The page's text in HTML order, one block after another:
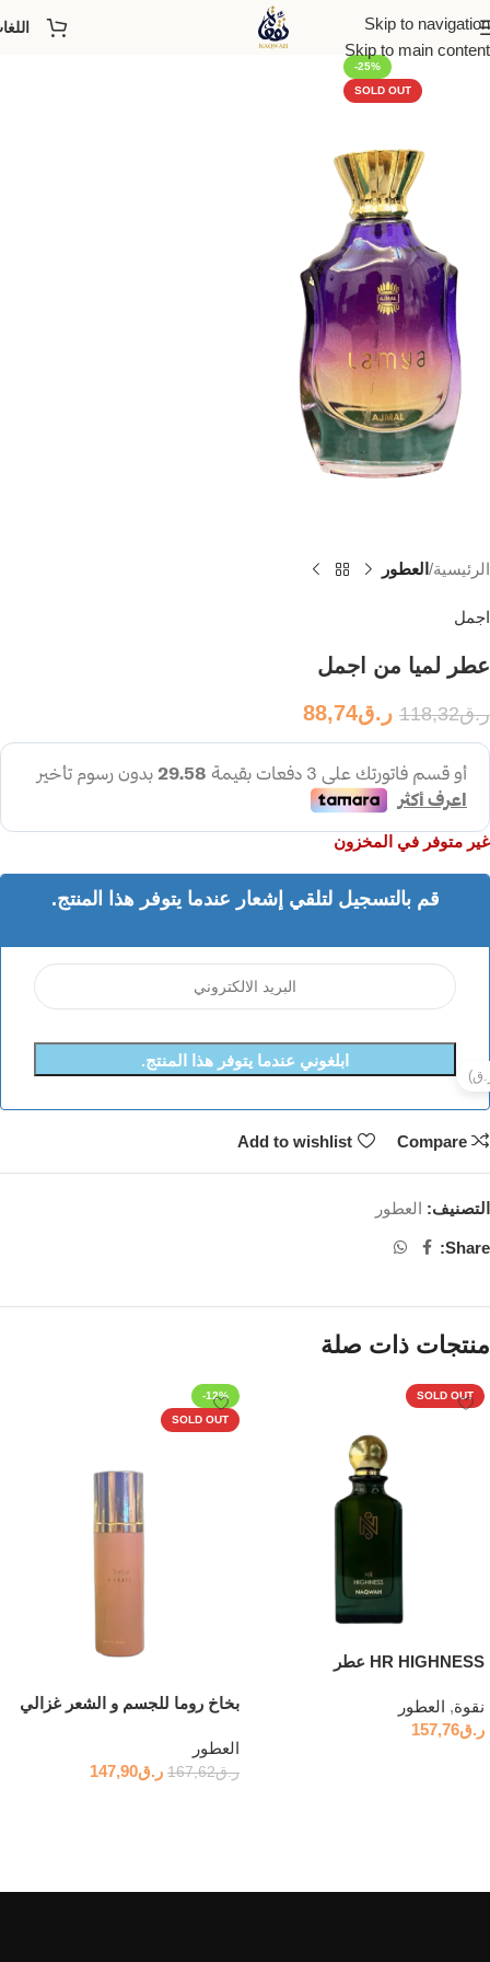
Skip to navigation
Skip to main content
-25%
SOLD OUT
الرئيسية العطور
اجمل
عطر لميا من اجمل
ر.ق118,32 ر.ق88,74
غير متوفر في المخزون
قم بالتسجيل لتلقي إشعار عندما يتوفر هذا المنتج.
ابلغوني عندما يتوفر هذا المنتج.
Compare
Add to wishlist
التصنيف: العطور
Share:
منتجات ذات صلة
SOLD OUT
HR HIGHNESS عطر
نقوة, العطور
ر.ق157,76
-12%
SOLD OUT
بخاخ روما للجسم و الشعر غزالي
العطور
ر.ق167,62 ر.ق147,90